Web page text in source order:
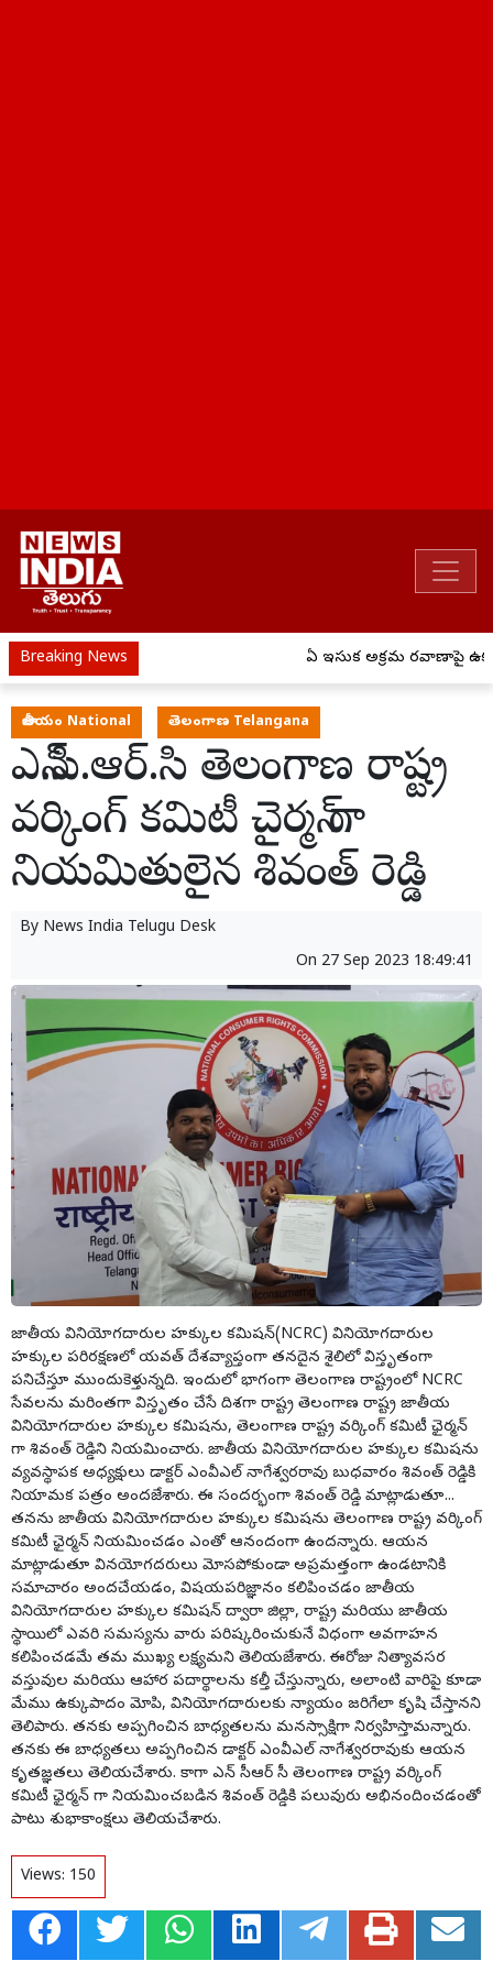
Breaking News ఏపీ ఇసుక అక్రమ రవాణాపై
జాతీయం National తెలంగాణ Telangana
ఎన్.సి.ఆర్.సి తెలంగాణ రాష్ట్ర
వర్కింగ్ కమిటీ చైర్మన్ గా
నియమితులైన శివంత్ రెడ్డి
By News India Telugu Desk
On 27 Sep 2023 18:49:41
జాతీయ వినియోగదారుల హక్కుల కమిషన్(NCRC) వినియోగదారుల
హక్కుల పరిరక్షణలో యవత్ దేశవ్యాప్తంగా తనదైన శైలిలో విస్తృతంగా
పనిచేస్తూ ముందుకెళ్తున్నది. ఇందులో భాగంగా తెలంగాణ రాష్ట్రంలో NCRC
సేవలను మరింతగా విస్తృతం చేసే దిశగా రాష్ట్ర తెలంగాణ రాష్ట్ర జాతీయ
వినియోగదారుల హక్కుల కమిషను, తెలంగాణ రాష్ట్ర వర్కింగ్ కమిటీ ఛైర్మన్
గా శివంత్ రెడ్డిని నియమించారు. జాతీయ వినియోగదారుల హక్కుల కమిషను
వ్యవస్థాపక అధ్యక్షులు డాక్టర్ ఎంవీఎల్ నాగేశ్వరరావు బుధవారం శివంత్ రెడ్డికి
నియామక పత్రం అందజేశారు. ఈ సందర్భంగా శివంత్ రెడ్డి మాట్లాడుతూ...
తనను జాతీయ వినియోగదారుల హక్కుల కమిషను తెలంగాణ రాష్ట్ర వర్కింగ్
కమిటీ ఛైర్మన్ నియమించడం ఎంతో ఆనందంగా ఉందన్నారు. ఆయన
మాట్లాడుతూ వినయోగదరులు మోసపోకుండా అప్రమత్తంగా ఉండటానికి
సమాచారం అందచేయడం, విషయపరిజ్ఞానం కలిపించడం జాతీయ
వినియోగదారుల హక్కుల కమిషన్ ద్వారా జిల్లా, రాష్ట్ర మరియు జాతీయ
స్థాయిలో ఎవరి సమస్యను వారు పరిష్కరించుకునే విధంగా అవగాహన
కలిపించడమే తమ ముఖ్య లక్ష్యమని తెలియజేశారు. ఈరోజు నిత్యావసర
వస్తువుల మరియు ఆహార పదార్థాలను కల్తీ చేస్తున్నారు, అలాంటి వారిపై కూడా
మేము ఉక్కుపాదం మోపి, వినియోగదారులకు న్యాయం జరిగేలా కృషి చేస్తానని
తెలిపారు. తనకు అప్పగించిన బాధ్యతలను మనస్సాక్షిగా నిర్వహిస్తామన్నారు.
తనకు ఈ బాధ్యతలు అప్పగించిన డాక్టర్ ఎంవీఎల్ నాగేశ్వరరావుకు ఆయన
కృతజ్ఞతలు తెలియచేశారు. కాగా ఎన్ సీఆర్ సీ తెలంగాణ రాష్ట్ర వర్కింగ్
కమిటీ ఛైర్మన్ గా నియమించబడిన శివంత్ రెడ్డికి పలువురు అభినందించడంతో
పాటు శుభాకాంక్షలు తెలియచేశారు.
Views: 150